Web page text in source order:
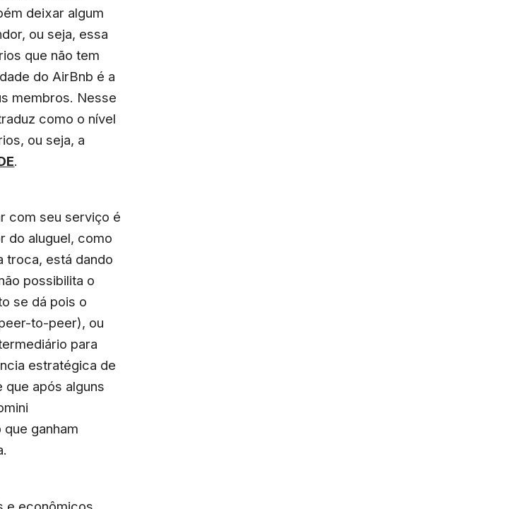
deixar algum
ou seja, essa
que não tem
do AirBnb é a
membros. Nesse
como o nível
ou seja, a
.
com seu serviço é
do aluguel, como
troca, está dando
possibilita o
se dá pois o
to-peer), ou
para
estratégica de
após alguns
ganham